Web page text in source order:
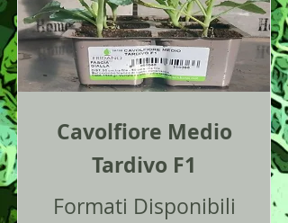
Cavolfiore Medio
Tardivo F1
Formati Disponibili